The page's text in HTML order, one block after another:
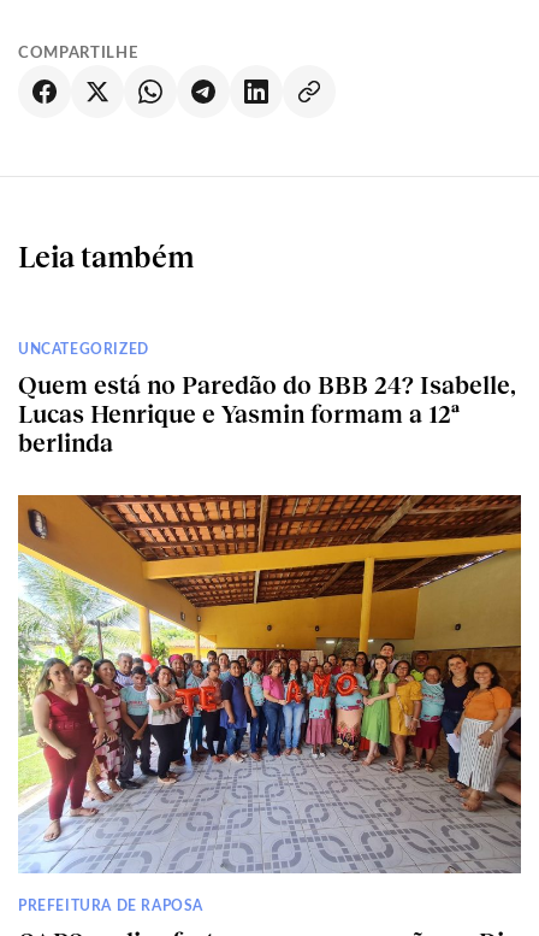
COMPARTILHE
Leia também
UNCATEGORIZED
Quem está no Paredão do BBB 24? Isabelle,
Lucas Henrique e Yasmin formam a 12ª
berlinda
PREFEITURA DE RAPOSA